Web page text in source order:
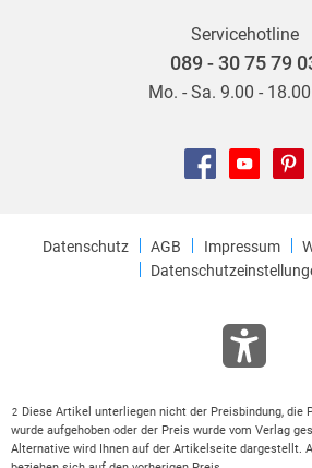
Servicehotline
089 - 30 75 79
Mo. - Sa. 9.00 -
Datenschutz AGB Impressum
2
Diese Artikel unterliegen nicht der Preisbindung, die
wurde aufgehoben oder der Preis wurde vom Verlag
Alternative wird Ihnen auf der Artikelseite dargestellt.